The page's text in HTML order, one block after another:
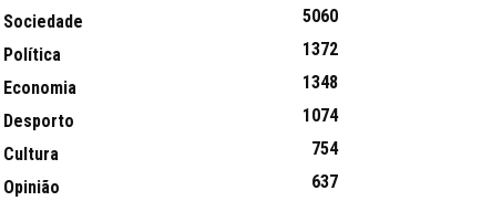
Sociedade
5060
Política
1372
Economia
1348
Desporto
1074
Cultura
754
Opinião
637